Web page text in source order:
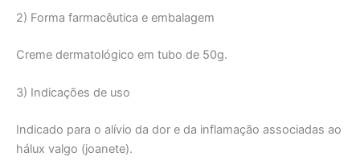
2) Forma farmacêutica e embalagem
Creme dermatológico em tubo de 50g.
3) Indicações de uso
Indicado para o alívio da dor e da inflamação associadas ao
hálux valgo (joanete).